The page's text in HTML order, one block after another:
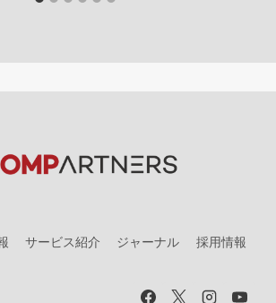
サービス紹介 ジャーナル 採用情報